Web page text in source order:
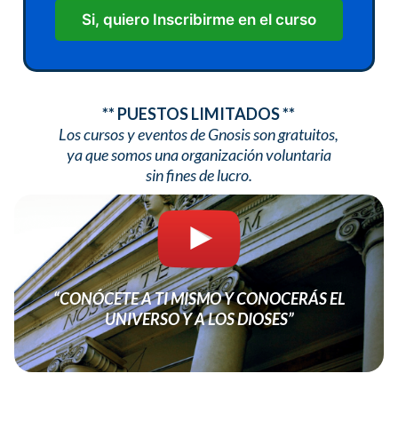
Si, quiero Inscribirme en el curso
** PUESTOS LIMITADOS **
Los cursos y eventos de Gnosis son gratuitos,
ya que somos una organización voluntaria
sin fines de lucro.
“CONÓCETE A TI MISMO Y CONOCERÁS EL
UNIVERSO Y A LOS DIOSES”